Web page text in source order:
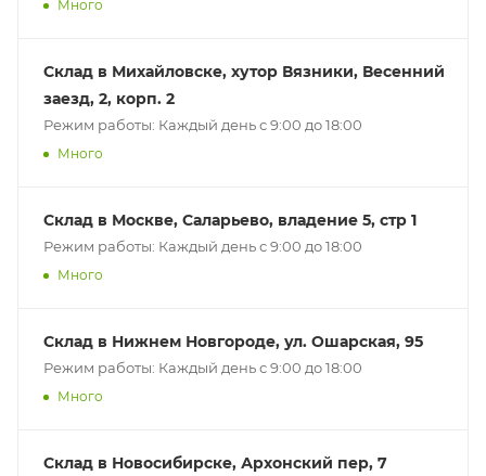
Много
Склад в Михайловске, хутор Вязники, Весенний
заезд, 2, корп. 2
Режим работы: Каждый день с 9:00 до 18:00
Много
Склад в Москве, Саларьево, владение 5, стр 1
Режим работы: Каждый день с 9:00 до 18:00
Много
Склад в Нижнем Новгороде, ул. Ошарская, 95
Режим работы: Каждый день с 9:00 до 18:00
Много
Склад в Новосибирске, Архонский пер, 7